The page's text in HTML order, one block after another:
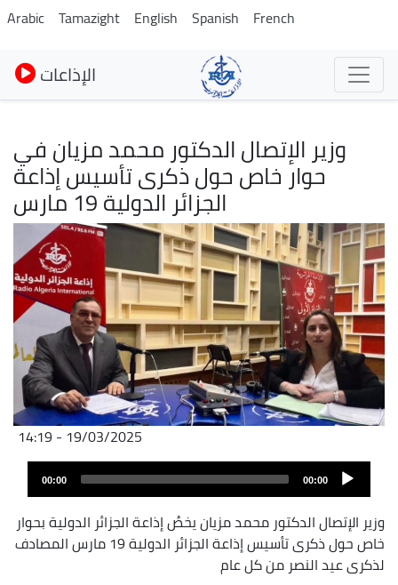
Pasar
al
contenido
principal
Arabic Tamazight English Spanish French
الإذاعات
وزير الإتصال الدكتور محمد مزيان في
حوار خاص حول ذكرى تأسيس إذاعة
الجزائر الدولية 19 مارس
Imagen
19/03/2025 - 14:19
Archivo
audio
00:00
00:00
وزير الإتصال الدكتور محمد مزيان يخصُ إذاعة الجزائر الدولية بحوار
خاص حول ذكرى تأسيس إذاعة الجزائر الدولية 19 مارس المصادف
لذكرى عيد النصر من كل عام